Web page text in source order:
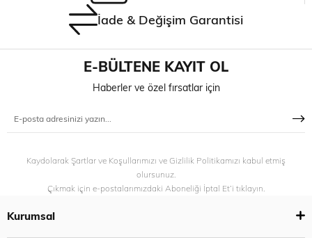
İade & Değişim Garantisi
E-BÜLTENE KAYIT OL
Haberler ve özel fırsatlar için
Kaydolarak Şartlar ve Koşullarımızı ve Gizlilik Politikamızı kabul etmiş
olursunuz.
Çıkmak için e-postalarımızdaki Aboneliği İptal Et’i tıklayın.
Kurumsal